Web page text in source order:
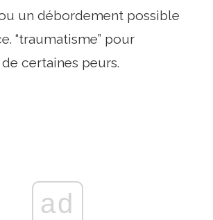
un débordement possible
“traumatisme” pour
certaines peurs.
ad